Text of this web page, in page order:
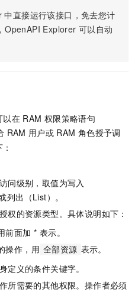
中直接运行该接口，免去您计
OpenAPI Explorer 可以自动
以在 RAM 权限策略语句
RAM 用户或 RAM 角色授予调
问级别，取值为写入
列出（List）。
权的资源类型。具体说明如下：
面加 * 表示。
操作，用 全部资源 表示。
定义的条件关键字。
所需要的其他权限。操作者必须